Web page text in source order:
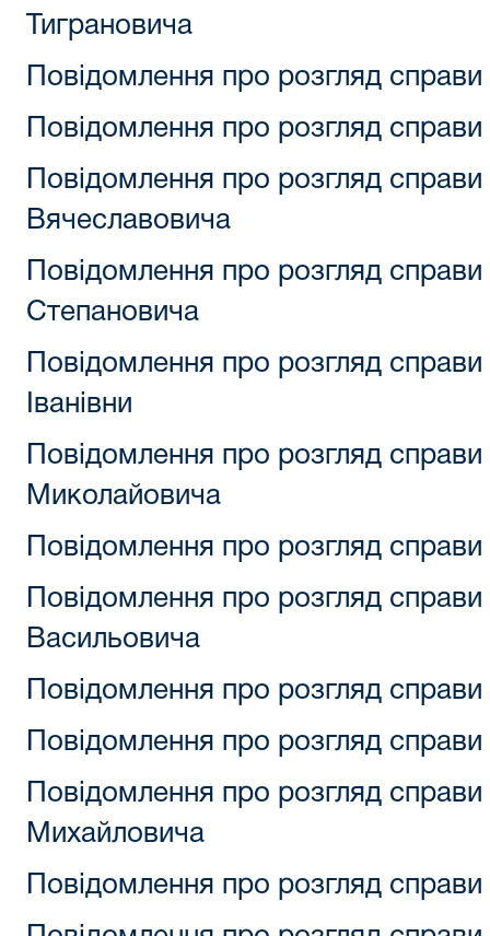
Тиграновича
Повідомлення про розгляд
Повідомлення про розгляд
Повідомлення про розгляд
Вячеславовича
Повідомлення про розгляд
Степановича
Повідомлення про розгляд
Іванівни
Повідомлення про розгляд
Миколайовича
Повідомлення про розгляд
Повідомлення про розгляд
Васильовича
Повідомлення про розгляд
Повідомлення про розгляд
Повідомлення про розгляд
Михайловича
Повідомлення про розгляд